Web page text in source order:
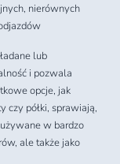
nierównych
lub
i pozwala
opcje, jak
półki, sprawiają,
w bardzo
ale także jako